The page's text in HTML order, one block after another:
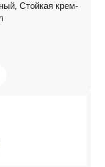
Стойкая крем-